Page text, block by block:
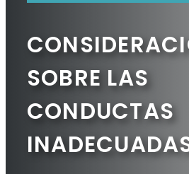
SOBRE LAS
CONDUCTAS